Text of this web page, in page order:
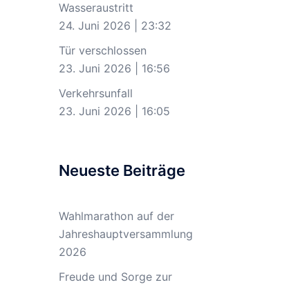
Wasseraustritt
24. Juni 2026
23:32
Tür verschlossen
23. Juni 2026
16:56
Verkehrsunfall
23. Juni 2026
16:05
Neueste Beiträge
Wahlmarathon auf der
Jahreshauptversammlung
2026
Freude und Sorge zur